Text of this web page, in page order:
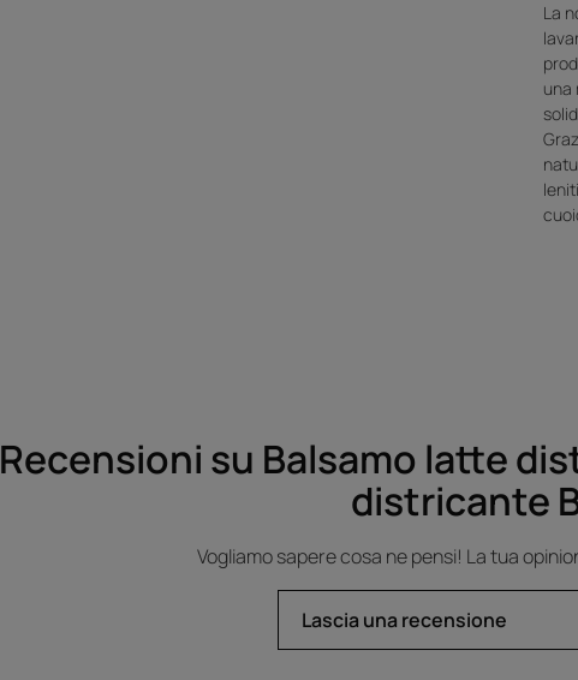
La
una
Recensioni su Balsamo latte
districante
Vogliamo sapere cosa ne pensi! La tua
Lascia una recensione